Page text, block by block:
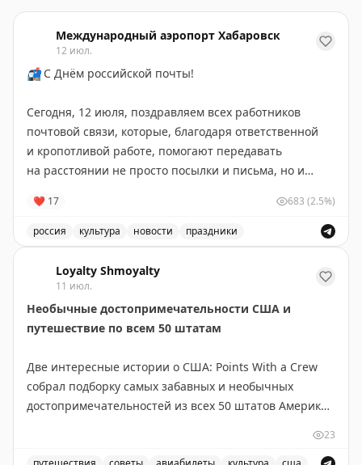
Международный аэропорт Хабаровск
12 июл.
📬С Днём российской почты!
Сегодня, 12 июля, поздравляем всех работников
почтовой связи, которые, благодаря ответственной
и кропотливой работе, помогают передавать
на расстоянии не просто посылки и письма, но и
в этих посланиях
Желаем крепкого здоровья, стабильной
бесперебойной работы💛
📸Андрей Лавринович
❤ 17 683 (2.5%)
россия культура новости праздники
Loyalty Shmoyalty
11 июл.
Необычные достопримечательности США и
путешествие по всем 50 штатам
Две интересные истории о США: Points With a Crew
собрал подборку самых забавных и необычных
достопримечательностей из всех 50 штатов Америки.
23